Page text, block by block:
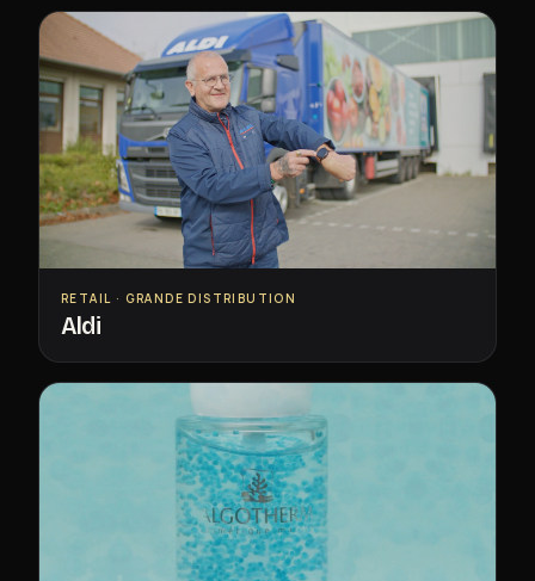
RETAIL · GRANDE DISTRIBUTION
Aldi